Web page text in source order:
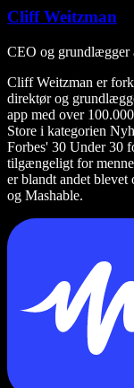
Cliff Weitzman
CEO og grundlægger
Cliff Weitzman er
direktør og
app med over
Store i kategorien
Forbes' 30 Under 30
tilgængeligt for
er blandt andet
og Mashable.